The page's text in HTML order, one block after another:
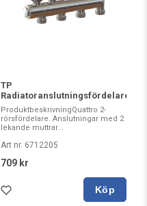
TP
Radiatoranslutningsfördelare
ProduktbeskrivningQuattro 2-
rörsfördelare. Anslutningar med 2
lekande muttrar...
Art nr. 6712205
709 kr
Köp